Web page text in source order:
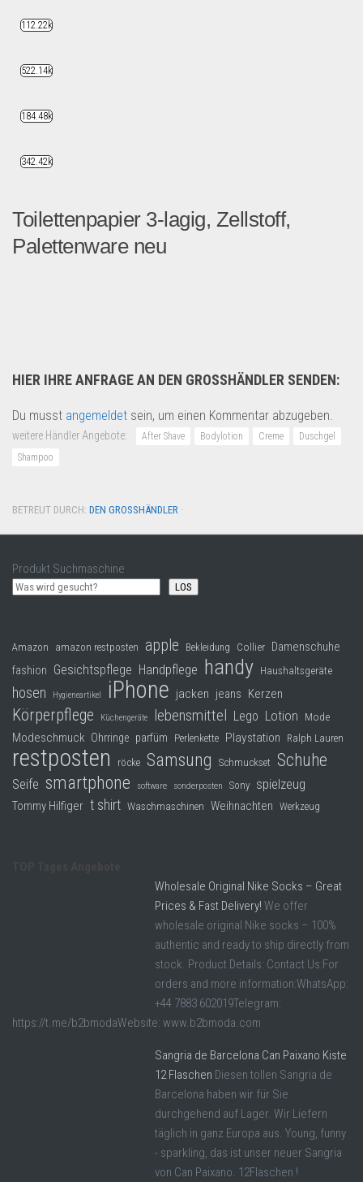
Toilettenpapier 3-lagig, Zellstoff,
Palettenware neu
HIER IHRE ANFRAGE AN DEN GROSSHÄNDLER SENDEN:
Du musst angemeldet sein, um einen Kommentar abzugeben.
weitere Händler Angebote: After Shave Bodylotion Creme
Duschgel
Shampoo
BETREUT DURCH: DEN GROSSHÄNDLER ·
Produkt Suchmaschine
LOS
Amazon amazon restposten apple Bekleidung Collier Damenschuhe
fashion Gesichtspflege Handpflege handy Haushaltsgeräte
hosen Hygieneartikel iPhone jacken jeans Kerzen
Körperpflege Küchengeräte lebensmittel Lego Lotion Mode
Modeschmuck Ohrringe parfüm Perlenkette Playstation Ralph Lauren
restposten röcke Samsung Schmuckset Schuhe
Seife smartphone software sonderposten Sony spielzeug
Tommy Hilfiger t shirt Waschmaschinen Weihnachten Werkzeug
Wholesale Original Nike Socks – Great
Prices & Fast Delivery! We offer
wholesale original Nike socks – 100%
authentic and ready to ship directly from
stock. Product Details: Contact Us:For
orders and more information:WhatsApp:
+44 7883 602019Telegram:
https://t.me/b2bmodaWebsite: www.b2bmoda.com
Sangria de Barcelona Can Paixano Kiste
12 Flaschen Diesen tollen Sangria de
Barcelona haben wir für Sie
durchgehend auf Lager. Wir Liefern
täglich in ganz Europa aus. Young, funny
- sparkling, das ist unser neuer Sangria
von Can Paixano. 12Flaschen !
112.22k
522.14k
184.48k
342.42k